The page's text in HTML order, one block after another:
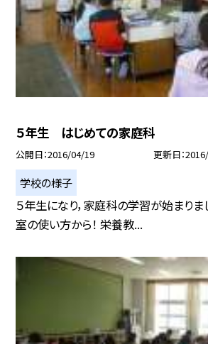
５年生 はじめての家庭科
公開日 2016/04/19 更新日
学校の様子
５年生になり，家庭科の学習が始まり
室の使い方から！ 栄養教...